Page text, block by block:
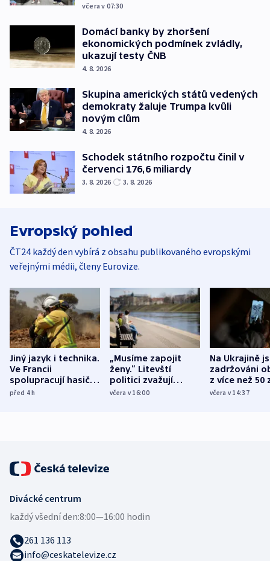
včera v 07:30
Domácí banky by zhoršení
ekonomických podmínek zvládly,
ukazují testy ČNB
4. 8. 2026
Skupina amerických států vedených
demokraty žaluje Trumpa kvůli
novým clům
4. 8. 2026
Schodek státního rozpočtu činil v
červenci 176,6 miliardy
3. 8. 2026 3. 8. 2026
Evropský pohled
ČT24 každý den vybírá z obsahu publikovaného evropskými
veřejnými médii, členy Eurovize.
Jiný jazyk i technika.
Ve Francii
spolupracují hasiči z
různých zemí
před 4h
„Musíme zapojit
ženy.“ Litevští
politici zvažují
dohodu o
včera v 16:00
Na Ukrajině
zadržováni
z více než 50
Bojovali na
včera v 14:37
Divácké centrum
každý všední den:8:00—16:00 hodin
261 136 113
info@ceskatelevize.cz